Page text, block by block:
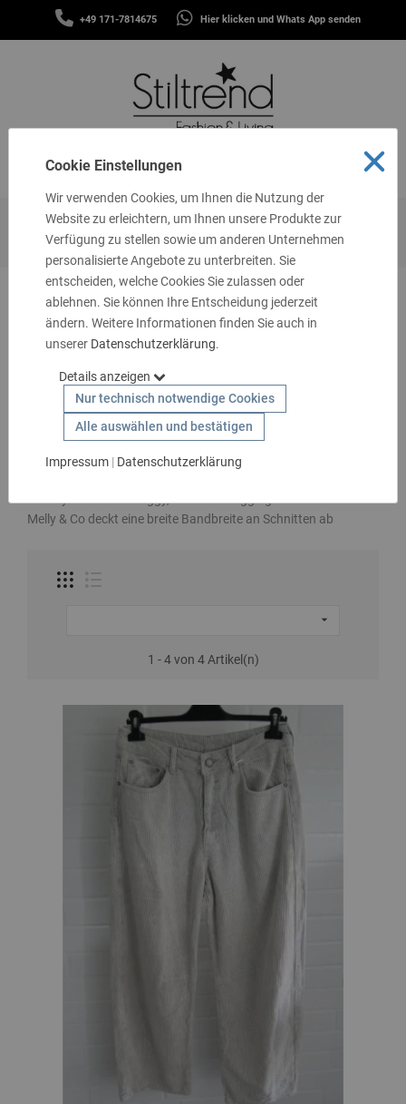
+49 171-7814675 Hier klicken und Whats App senden
MENÜ
SCHALS
STIRNBÄNDER
GUTSCHEINE
TASCHEN
&
MEHR
LIVING
SCHMUCK
SOCKEN
GESCHENKIDEEN
HANDSCHUHE
MARKEN
Startseite Marken Melly & Co
Melly & Co
Melly & Co stellt bequeme und super sitzende Hosen her.
Immer dem Trend angepasste Farben und angesagte Schnitte.
Ob Boyfriend oder Baggy, Slim oder Jeggings -
Melly & Co deckt eine breite Bandbreite an Schnitten ab

1 - 4 von 4 Artikel(n)
Cookie Einstellungen
Wir verwenden Cookies, um Ihnen die Nutzung der
Website zu erleichtern, um Ihnen unsere Produkte zur
Verfügung zu stellen sowie um anderen Unternehmen
personalisierte Angebote zu unterbreiten. Sie
entscheiden, welche Cookies Sie zulassen oder
ablehnen. Sie können Ihre Entscheidung jederzeit
ändern. Weitere Informationen finden Sie auch in
unserer Datenschutzerklärung.
Details anzeigen
Nur technisch notwendige Cookies
Alle auswählen und bestätigen
Impressum| Datenschutzerklärung